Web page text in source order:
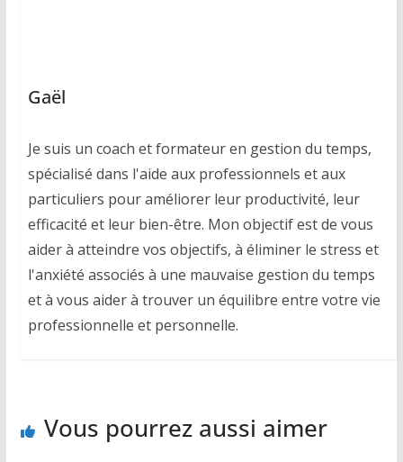
Gaël
Je suis un coach et formateur en gestion du temps,
spécialisé dans l'aide aux professionnels et aux
particuliers pour améliorer leur productivité, leur
efficacité et leur bien-être. Mon objectif est de vous
aider à atteindre vos objectifs, à éliminer le stress et
l'anxiété associés à une mauvaise gestion du temps
et à vous aider à trouver un équilibre entre votre vie
professionnelle et personnelle.
Vous pourrez aussi aimer